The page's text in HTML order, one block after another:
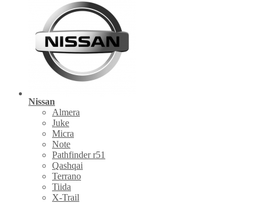
Nissan
Almera
Juke
Micra
Note
Pathfinder r51
Qashqai
Terrano
Tiida
X-Trail